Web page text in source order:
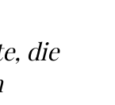
die